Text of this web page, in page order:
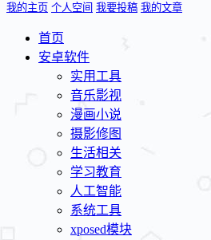
我的主页 个人空间 我要投稿 我的文章
首页
安卓软件
实用工具
音乐影视
漫画小说
摄影修图
生活相关
学习教育
人工智能
系统工具
xposed模块